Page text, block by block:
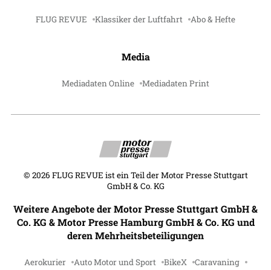
FLUG REVUE Klassiker der Luftfahrt Abo & Hefte
Media
Mediadaten Online Mediadaten Print
© 2026 FLUG REVUE ist ein Teil der Motor Presse Stuttgart
GmbH & Co. KG
Weitere Angebote der Motor Presse Stuttgart GmbH &
Co. KG & Motor Presse Hamburg GmbH & Co. KG und
deren Mehrheitsbeteiligungen
Aerokurier Auto Motor und Sport BikeX Caravaning